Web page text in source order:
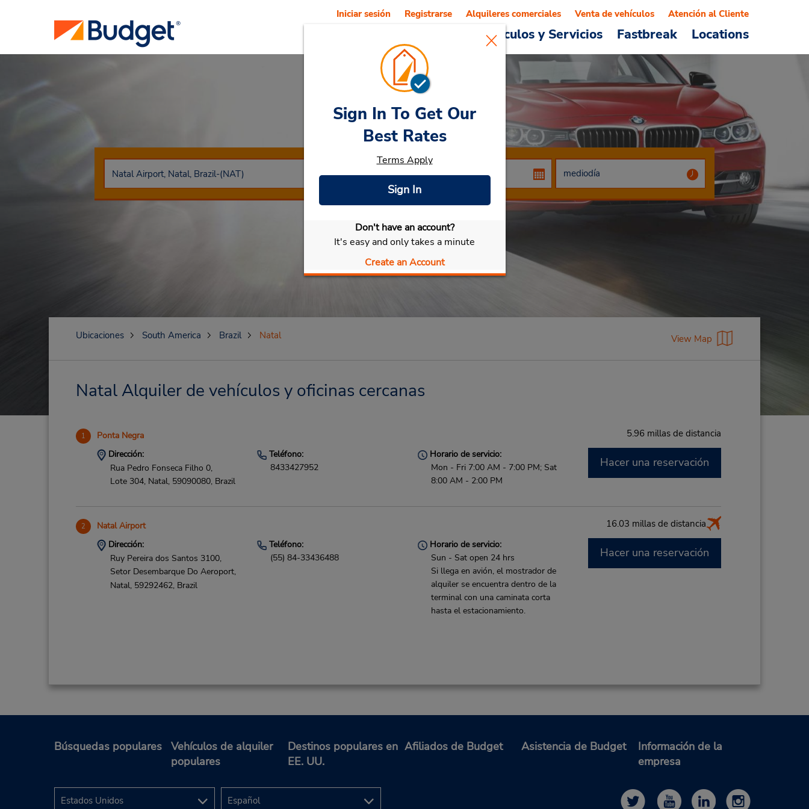
Vehículos y Servicios Fastbreak Locations
Iniciar sesión Registrarse Alquileres comerciales Venta de vehículos Atención al Cliente
Car RentalNatal
Seleccionar mi vehículo
Sign In To Get Our
Best Rates
Terms Apply
Sign In
Don't have an account?
It's easy and only takes a minute
Create an Account
Ubicaciones South America Brazil Natal View Map
Natal Alquiler de vehículos y oficinas cercanas
1 Ponta Negra 5.96 millas de distancia
Dirección:
Rua Pedro Fonseca Filho 0,
Lote 304, Natal, 59090080, Brazil
Teléfono:
8433427952
Horario de servicio:
Mon - Fri 7:00 AM - 7:00 PM; Sat
8:00 AM - 2:00 PM
Hacer una reservación
2 Natal Airport 16.03 millas de distancia
Dirección:
Ruy Pereira dos Santos 3100,
Setor Desembarque Do Aeroport,
Natal, 59292462, Brazil
Teléfono:
(55) 84-33436488
Horario de servicio:
Sun - Sat open 24 hrs
Si llega en avión, el mostrador de
alquiler se encuentra dentro de la
terminal con una caminata corta
hasta el estacionamiento.
Hacer una reservación
Búsquedas populares
Vehículos de alquiler
populares
Destinos populares en
EE. UU.
Afiliados de Budget Asistencia de Budget
Información de la
empresa